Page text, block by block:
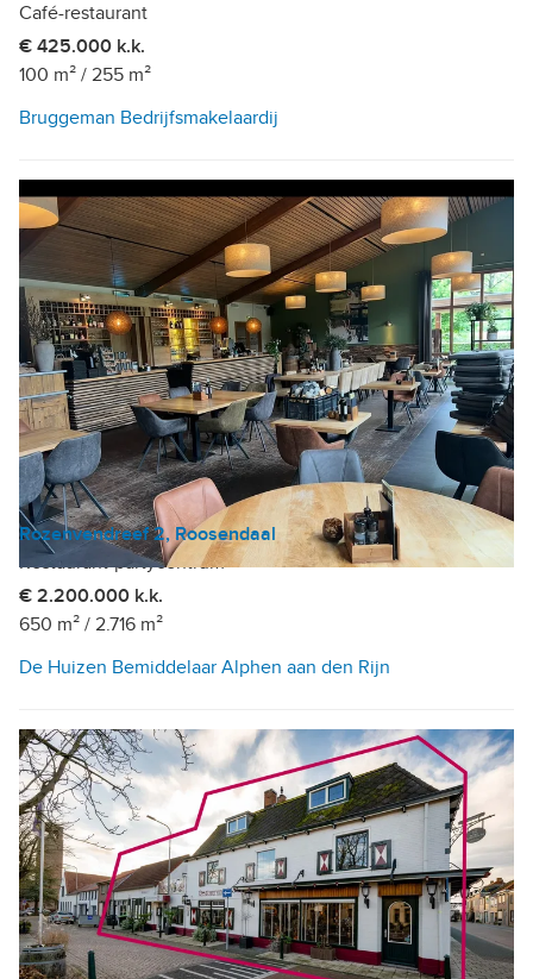
Café-restaurant
€ 425.000 k.k.
100 m² / 255 m²
Bruggeman Bedrijfsmakelaardij
Rozenvendreef 2, Roosendaal
Restaurant-partycentrum
€ 2.200.000 k.k.
650 m² / 2.716 m²
De Huizen Bemiddelaar Alphen aan den Rijn